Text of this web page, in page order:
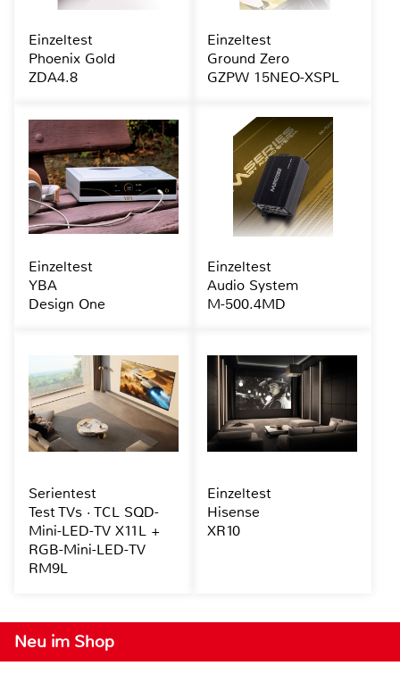
Neu im Shop
Einzeltest
Phoenix Gold
ZDA4.8
Einzeltest
Ground Zero
GZPW 15NEO-XSPL
Einzeltest
YBA
Design One
Einzeltest
Audio System
M-500.4MD
Serientest
Test TVs · TCL SQD-
Mini-LED-TV X11L +
RGB-Mini-LED-TV
RM9L
Einzeltest
Hisense
XR10